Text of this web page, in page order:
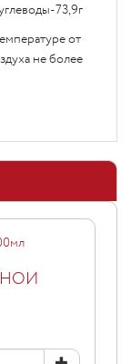
73,9г
от
не более